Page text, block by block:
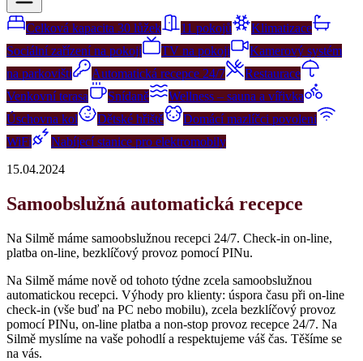
Celková kapacita 30 lůžek 11 pokojů
Klimatizace
Sociální zařízení na pokoji
TV na pokoji
Kamerový systém
na parkovišti
Automatická recepce 24/7
Restaurace
Venkovní terasa
Snídaně
Wellness – sauna a vířivka
Úschovna kol
Dětské hřiště
Domácí mazlíčci povoleni
WiFi
Nabíjecí stanice pro elektromobily
15.04.2024
Samoobslužná automatická recepce
Na Silmě máme samoobslužnou recepci 24/7. Check-in on-line,
platba on-line, bezklíčový provoz pomocí PINu.
Na Silmě máme nově od tohoto týdne zcela samoobslužnou
automatickou recepci. Výhody pro klienty: úspora času při on-line
check-in (vše buď na PC nebo mobilu), zcela bezklíčový provoz
pomocí PINu, on-line platba a non-stop provoz recepce 24/7. Na
Silmě myslíme na vaše pohodlí a respektujeme váš čas. Těšíme se
na vás.